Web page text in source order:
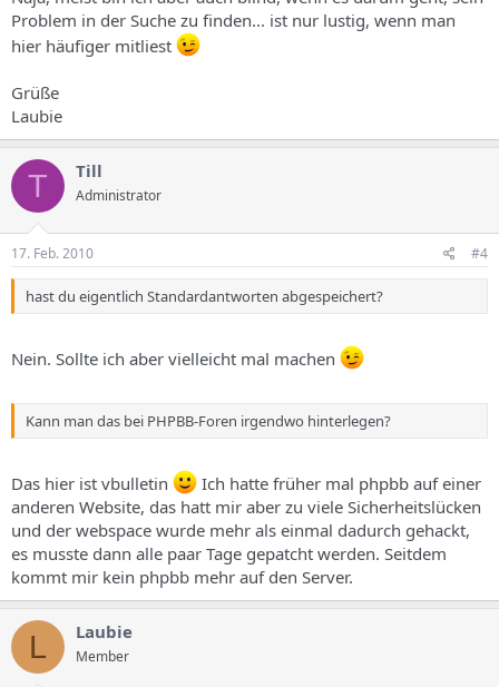
Problem in der Suche zu finden... ist nur lustig, wenn man
hier häufiger mitliest
Grüße
Laubie
T Till
Administrator
17. Feb. 2010 #4
hast du eigentlich Standardantworten abgespeichert?
Nein. Sollte ich aber vielleicht mal machen
Kann man das bei PHPBB-Foren irgendwo hinterlegen?
Das hier ist vbulletin
Ich hatte früher mal phpbb auf einer
anderen Website, das hatt mir aber zu viele Sicherheitslücken
und der webspace wurde mehr als einmal dadurch gehackt,
es musste dann alle paar Tage gepatcht werden. Seitdem
kommt mir kein phpbb mehr auf den Server.
L Laubie
Member